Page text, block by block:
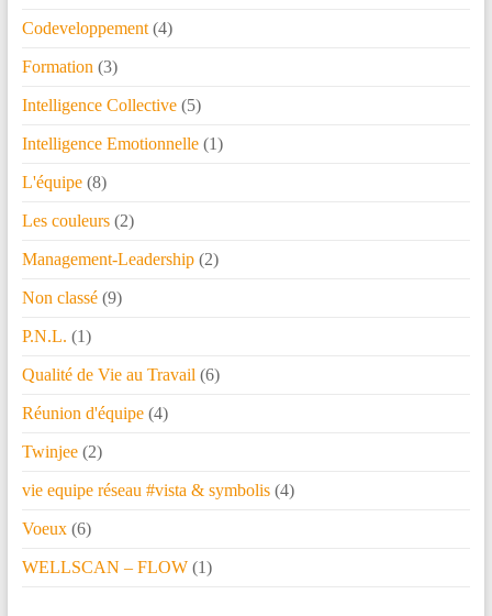
Codeveloppement(4)
Formation (3)
Intelligence Collective(5)
Intelligence Emotionnelle(1)
L'équipe(8)
Les couleurs(2)
Management-Leadership(2)
Non classé(9)
P.N.L. (1)
Qualité de Vie au Travail (6)
Réunion d'équipe(4)
Twinjee(2)
vie equipe réseau #vista & symbolis(4)
Voeux(6)
WELLSCAN – FLOW(1)